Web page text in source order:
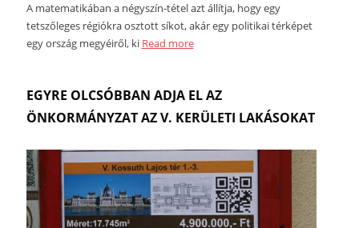
A matematikában a négyszín-tétel azt állítja, hogy egy
tetszőleges régiókra osztott síkot, akár egy politikai térképet
egy ország megyéiről, ki Read more
EGYRE OLCSÓBBAN ADJA EL AZ
ÖNKORMÁNYZAT AZ V. KERÜLETI LAKÁSOKAT